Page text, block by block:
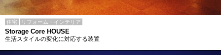
住宅 リフォーム・インテリア
Storage Core HOUSE
生活スタイルの変化に対応する装置